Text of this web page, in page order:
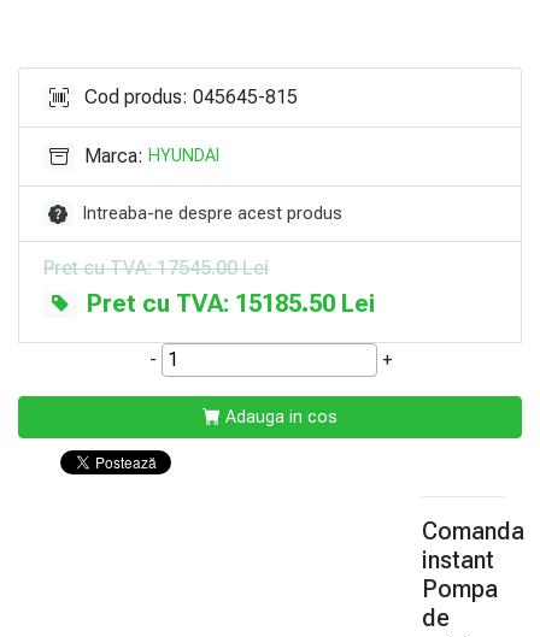
Cod produs: 045645-815
Marca: HYUNDAI
Intreaba-ne despre acest produs
Pret cu TVA: 17545.00 Lei
Pret cu TVA: 15185.50 Lei
- +
Adauga in cos
Comanda
instant
Pompa
de